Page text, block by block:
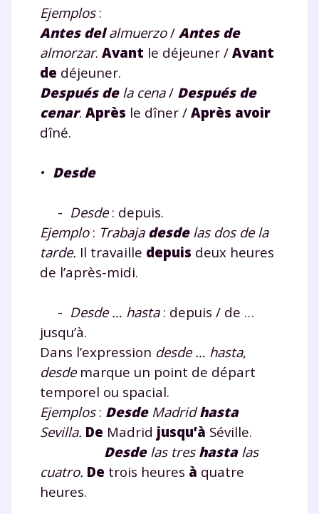
Ejemplos:
Antes delalmuerzo/ Antes de
almorzar. Avant le déjeuner / Avant
de déjeuner.
Después dela cena/ Después de
cenar. Après le dîner / Après avoir
dîné.
• Desde
- Desde: depuis.
Ejemplo : Trabaja desdelas dos de la
tarde. Il travaille depuis deux heures
de l’après-midi.
- Desde … hasta: depuis / de …
jusqu’à.
Dans l’expression desde … hasta,
desdemarque un point de départ
temporel ou spacial.
Ejemplos: DesdeMadridhasta
Sevilla. De Madrid jusqu’à Séville.
Desdelas tres hastalas
cuatro. De trois heures à quatre
heures.
Envie de progresser
et de réussir votre
année scolaire ?
plateforme de soutien
scolaire !
Fiches de cours et vidéos
Unespace dédié aux parents pour
suivre les progrès
Tout le programme scolaire du CP à
la Terminale
Des profs expérimentés disponibles
à la demande par tchat, audio ou
vidéo
TESTER GRATUITEMENT